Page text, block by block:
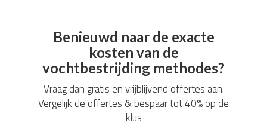
Benieuwd naar de exacte
kosten van de
vochtbestrijding methodes?
Vraag dan gratis en vrijblijvend offertes aan.
Vergelijk de offertes & bespaar tot 40% op de
klus